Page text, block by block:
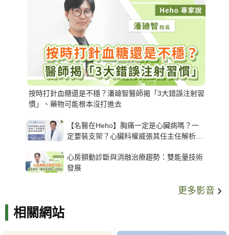
按時打針血糖還是不穩？潘廸智醫師揭「3大錯誤注射習
慣」、藥物可能根本沒打進去
【名醫在Heho】胸痛一定是心臟病嗎？一
定要裝支架？心臟科權威張其任主任解析支
心房顫動診斷與消融治療趨勢：雙能量技術
發展
更多影音
相關網站